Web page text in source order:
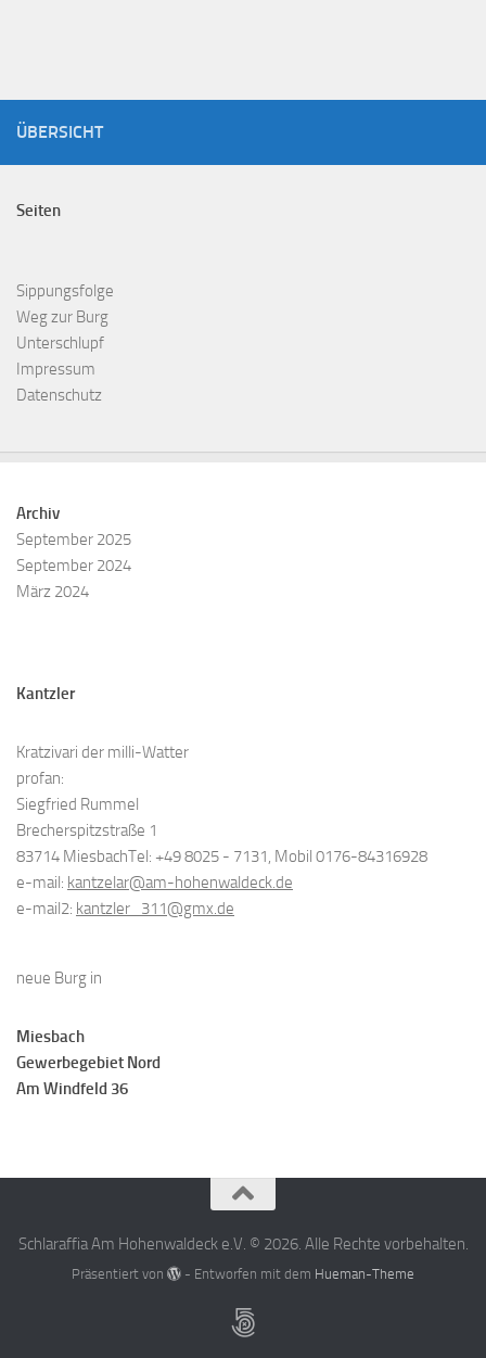
ÜBERSICHT
Seiten
Sippungsfolge
Weg zur Burg
Unterschlupf
Impressum
Datenschutz
Archiv
September 2025
September 2024
März 2024
Kantzler
Kratzivari der milli-Watter
profan:
Siegfried Rummel
Brecherspitzstraße 1
83714 MiesbachTel: +49 8025 - 7131, Mobil 0176-84316928
e-mail: kantzelar@am-hohenwaldeck.de
e-mail2: kantzler_311@gmx.de
neue Burg in
Miesbach
Gewerbegebiet Nord
Am Windfeld 36
Schlaraffia Am Hohenwaldeck e.V. © 2026. Alle Rechte vorbehalten.
Präsentiert von - Entworfen mit dem Hueman-Theme